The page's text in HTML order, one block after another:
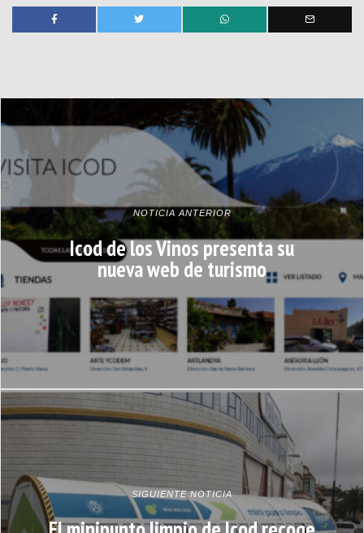
NOTICIA ANTERIOR
Icod de los Vinos presenta su
nueva web de turismo
SIGUIENTE NOTICIA